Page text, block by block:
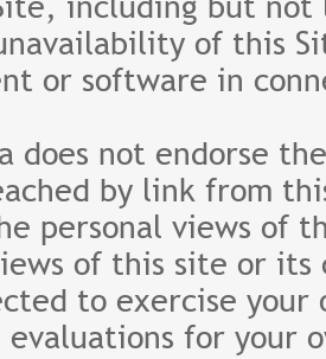
of this
or software in
does not endorse
by link from
personal views of
of this site or its
to exercise
for your